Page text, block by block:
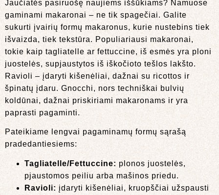
Jaučiatės pasiruošę naujiems iššūkiams? Namuose
gaminami makaronai – ne tik spagečiai. Galite
sukurti įvairių formų makaronus, kurie nustebins tiek
išvaizda, tiek tekstūra. Populiariausi makaronai,
tokie kaip tagliatelle ar fettuccine, iš esmės yra ploni
juostelės, supjaustytos iš iškočioto tešlos lakšto.
Ravioli – įdaryti kišenėliai, dažnai su ricottos ir
špinatų įdaru. Gnocchi, nors techniškai bulvių
koldūnai, dažnai priskiriami makaronams ir yra
paprasti pagaminti.
Pateikiame lengvai pagaminamų formų sąrašą
pradedantiesiems:
Tagliatelle/Fettuccine: plonos juostelės,
pjaustomos peiliu arba mašinos priedu.
Ravioli: įdaryti kišenėliai, kruopščiai užspausti